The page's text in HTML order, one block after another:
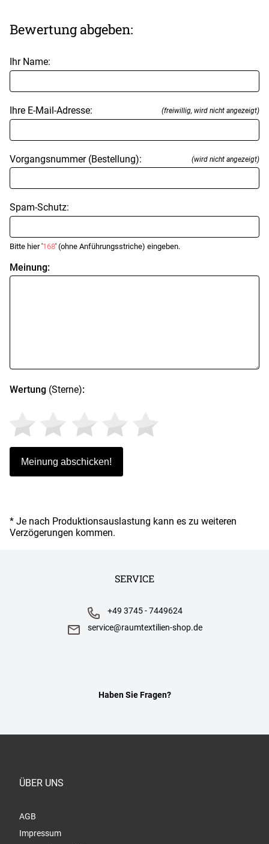
Bewertung abgeben:
Ihr Name:
Ihre E-Mail-Adresse: (freiwillig, wird nicht angezeigt)
Vorgangsnummer (Bestellung): (wird nicht angezeigt)
Spam-Schutz:
Bitte hier '168' (ohne Anführungsstriche) eingeben.
Meinung:
Wertung (Sterne):
* Je nach Produktionsauslastung kann es zu weiteren
Verzögerungen kommen.
SERVICE
Haben Sie Fragen?
+49 3745 - 7449624
service@raumtextilien-shop.de
ÜBER UNS
AGB
Impressum